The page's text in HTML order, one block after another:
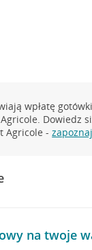
wpłatę
Dowiedz
Agricole -
na twoje